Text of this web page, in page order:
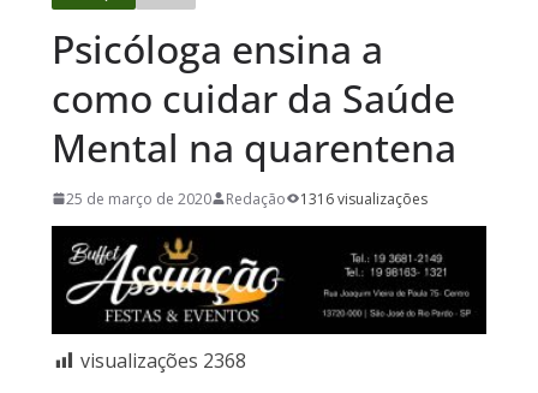
Psicóloga ensina a
como cuidar da Saúde
Mental na quarentena
25 de março de 2020 Redação 1316 visualizações
visualizações 2368